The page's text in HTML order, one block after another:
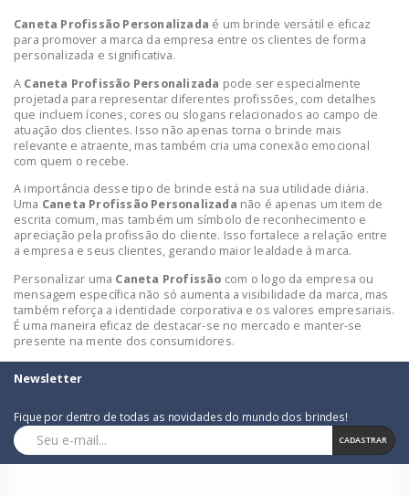
Caneta Profissão Personalizada é um brinde versátil e eficaz
para promover a marca da empresa entre os clientes de forma
personalizada e significativa.
A Caneta Profissão Personalizada pode ser especialmente
projetada para representar diferentes profissões, com detalhes
que incluem ícones, cores ou slogans relacionados ao campo de
atuação dos clientes. Isso não apenas torna o brinde mais
relevante e atraente, mas também cria uma conexão emocional
com quem o recebe.
A importância desse tipo de brinde está na sua utilidade diária.
Uma Caneta Profissão Personalizada não é apenas um item de
escrita comum, mas também um símbolo de reconhecimento e
apreciação pela profissão do cliente. Isso fortalece a relação entre
a empresa e seus clientes, gerando maior lealdade à marca.
Personalizar uma Caneta Profissão com o logo da empresa ou
mensagem específica não só aumenta a visibilidade da marca, mas
também reforça a identidade corporativa e os valores empresariais.
É uma maneira eficaz de destacar-se no mercado e manter-se
presente na mente dos consumidores.
Newsletter
Fique por dentro de todas as novidades do mundo dos brindes!
CADASTRAR